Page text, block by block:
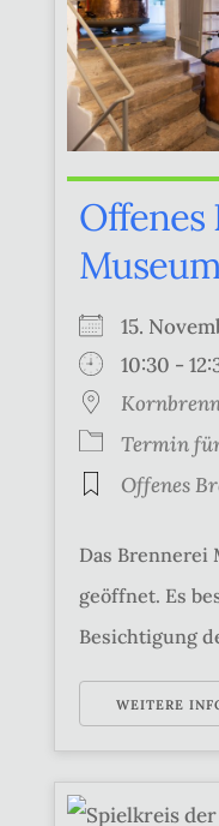
Offenes
15.
10:30 -
Termin
Offenes
Das Brennerei
geöffnet. Es
Besichtigung
WEITERE